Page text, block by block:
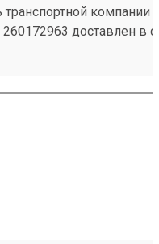
компании
доставлен в